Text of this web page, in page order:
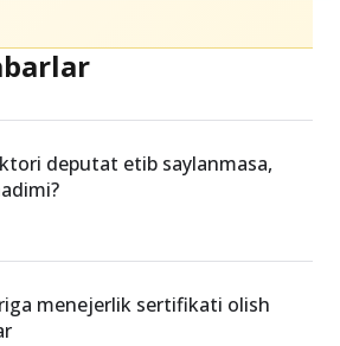
deputat etib saylanmasa,
menejerlik sertifikati olish